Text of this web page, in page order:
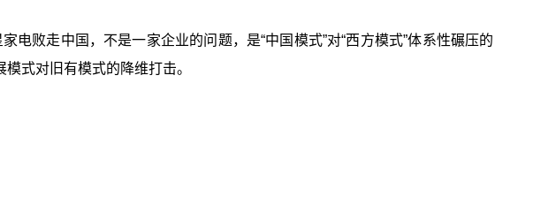
败走中国，不是一家企业的问题，是“中国模式”对“西方模式”体系性碾压的
式对旧有模式的降维打击。